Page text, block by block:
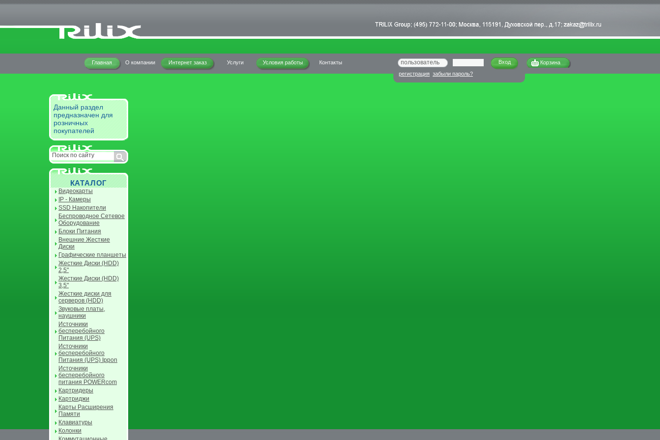
Корзина
регистрация забыли пароль?
Главная О компании Интернет заказ Услуги Условия работы Контакты
Данный раздел
предназначен для
розничных
покупателей
КАТАЛОГ
Видеокарты
IP - Камеры
SSD Накопители
Беспроводное Сетевое
Оборудование
Блоки Питания
Внешние Жесткие
Диски
Графические планшеты
Жесткие Диски (HDD)
2,5"
Жесткие Диски (HDD)
3,5"
Жесткие диски для
серверов (HDD)
Звуковые платы,
наушники
Источники
бесперебойного
Питания (UPS)
Источники
бесперебойного
Питания (UPS) Ippon
Источники
бесперебойного
питания POWERcom
Картридеры
Картриджи
Карты Расширения
Памяти
Клавиатуры
Колонки